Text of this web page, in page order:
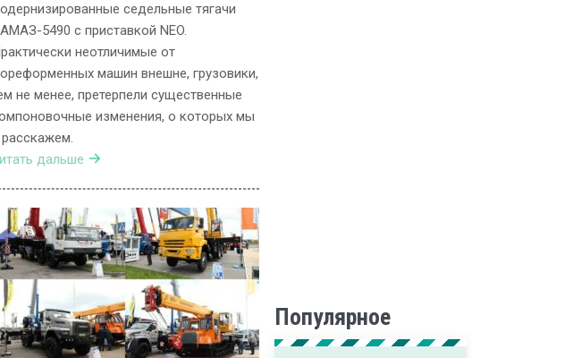
седельные тягачи
5490 с приставкой NEO.
неотличимые от
машин внешне, грузовики,
не менее, претерпели существенные
изменения, о которых мы
дальше
Популярное